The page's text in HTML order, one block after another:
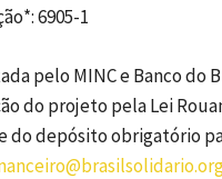
6905-1
pelo MINC e Banco do
do projeto pela Lei
do depósito obrigatório